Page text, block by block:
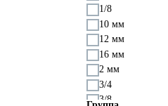
9 бар
1/8
10 мм
12 мм
16 мм
2 мм
3/4
3/8